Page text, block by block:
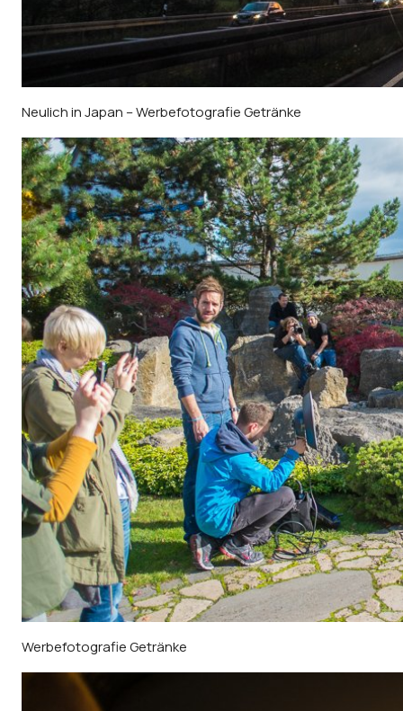
Neulich in Japan – Werbefotografie Getränke
Werbefotografie Getränke